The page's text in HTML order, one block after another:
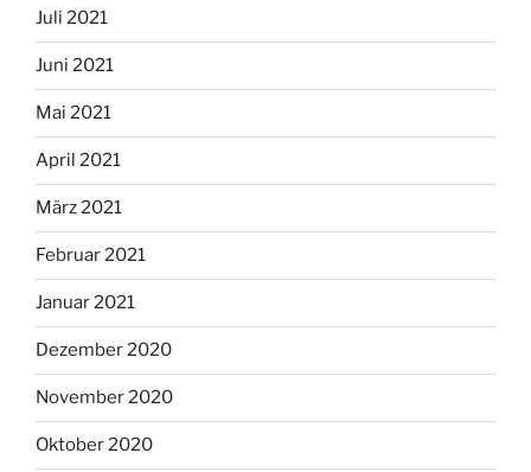
Juli 2021
Juni 2021
Mai 2021
April 2021
März 2021
Februar 2021
Januar 2021
Dezember 2020
November 2020
Oktober 2020